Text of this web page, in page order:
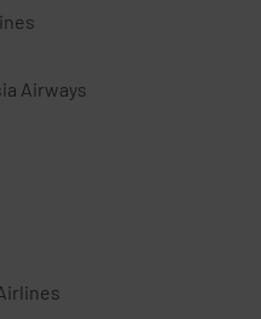
Airways